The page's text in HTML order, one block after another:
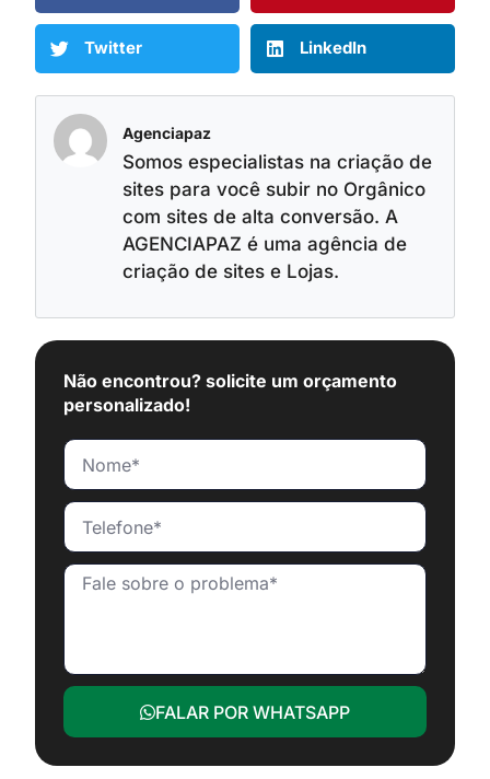
Twitter LinkedIn
Agenciapaz
Somos especialistas na criação de
sites para você subir no Orgânico
com sites de alta conversão. A
AGENCIAPAZ é uma agência de
criação de sites e Lojas.
Não encontrou? solicite um orçamento
personalizado!
FALAR POR WHATSAPP